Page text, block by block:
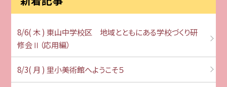
8/6( 木 ) 東山中学校区 地域とともにある学校づくり研
修会Ⅱ（応用編）
8/3( 月 ) 里小美術館へようこそ５